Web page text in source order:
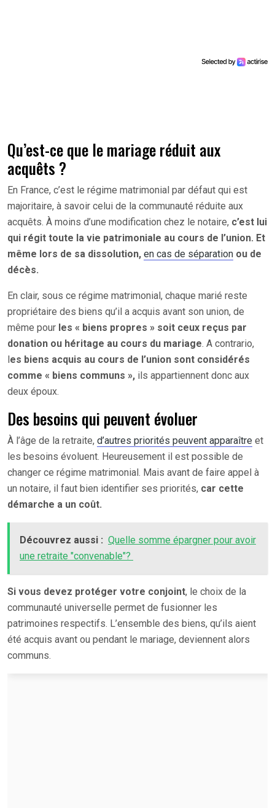
Qu’est-ce que le mariage réduit aux
acquêts ?
En France, c’est le régime matrimonial par défaut qui est
majoritaire, à savoir celui de la communauté réduite aux
acquêts. À moins d’une modification chez le notaire, c’est lui
qui régit toute la vie patrimoniale au cours de l’union. Et
même lors de sa dissolution, en cas de séparation ou de
décès.
En clair, sous ce régime matrimonial, chaque marié reste
propriétaire des biens qu’il a acquis avant son union, de
même pour les « biens propres » soit ceux reçus par
donation ou héritage au cours du mariage. A contrario,
les biens acquis au cours de l’union sont considérés
comme « biens communs », ils appartiennent donc aux
deux époux.
Des besoins qui peuvent évoluer
À l’âge de la retraite, d’autres priorités peuvent apparaître et
les besoins évoluent. Heureusement il est possible de
changer ce régime matrimonial. Mais avant de faire appel à
un notaire, il faut bien identifier ses priorités, car cette
démarche a un coût.
Découvrez aussi : Quelle somme épargner pour avoir
une retraite "convenable"?
Si vous devez protéger votre conjoint, le choix de la
communauté universelle permet de fusionner les
patrimoines respectifs. L’ensemble des biens, qu’ils aient
été acquis avant ou pendant le mariage, deviennent alors
communs.